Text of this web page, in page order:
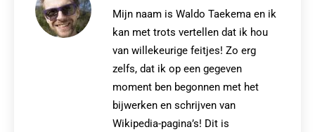
Mijn naam is Waldo Taekema en ik
kan met trots vertellen dat ik hou
van willekeurige feitjes! Zo erg
zelfs, dat ik op een gegeven
moment ben begonnen met het
bijwerken en schrijven van
Wikipedia-pagina’s! Dit is